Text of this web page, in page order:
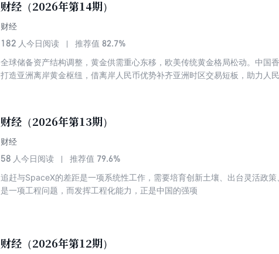
财经（2026年第14期）
财经
182 人今日阅读 推荐值 82.7%
全球储备资产结构调整，黄金供需重心东移，欧美传统黄金格局松动。中国
打造亚洲离岸黄金枢纽，借离岸人民币优势补齐亚洲时区交易短板，助力人
财经（2026年第13期）
财经
58 人今日阅读 推荐值 79.6%
追赶与SpaceX的差距是一项系统性工作，需要培育创新土壤、出台灵活政
是一项工程问题，而发挥工程化能力，正是中国的强项
财经（2026年第12期）